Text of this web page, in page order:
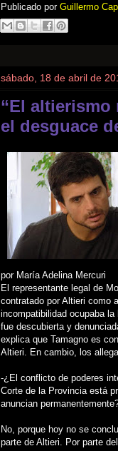
Publicado por Guillermo
sábado, 18 de abril de
“El
el desguace
por María Adelina Mercuri
El representante legal de
contratado por Altieri como
incompatibilidad ocupaba
fue descubierta y
explica que Tamagno es
Altieri. En cambio, los
-¿El conflicto de poderes
Corte de la Provincia está
anuncian
No, porque hoy no se
parte de Altieri. Por parte